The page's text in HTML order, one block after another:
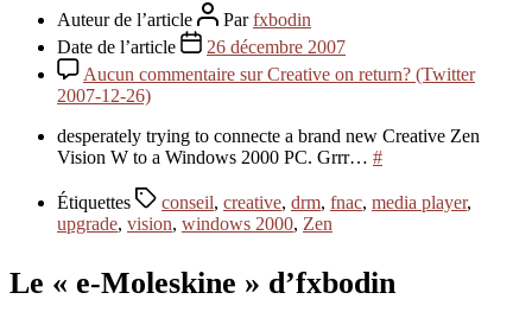
Auteur de l’article Parfxbodin
Date de l’article
26 décembre 2007
Aucun commentaire sur Creative on return? (Twitter
2007-12-26)
desperately trying to connecte a brand new Creative Zen
Vision W to a Windows 2000 PC. Grrr… #
Étiquettes conseil, creative, drm, fnac, media player,
upgrade, vision, windows 2000, Zen
Le « e-Moleskine » d’fxbodin